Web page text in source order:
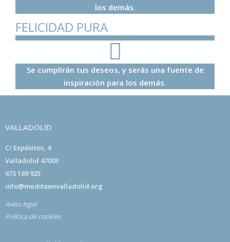
los demás.
FELICIDAD PURA
Se cumplirán tus deseos, y serás una fuente de
inspiración para los demás.
VALLADOLID
C/ Expósitos, 4
Valladolid 47003
673 169 925
info@meditaenvalladolid.org
Aviso legal
Política de cookies